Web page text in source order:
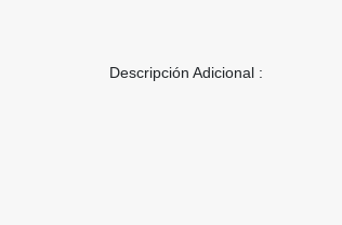
Descripción Adicional :